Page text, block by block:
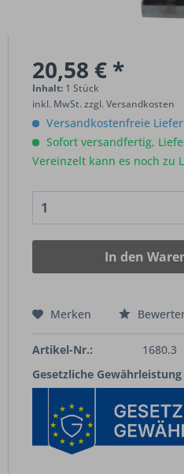
20,58 € *
Inhalt: 1 Stück
inkl. MwSt.zzgl. Versandkosten
Versandkostenfreie
Sofort versandfertig,
Vereinzelt kann es noch zu
In den
Merken
Artikel-Nr.:
1680.3
Gesetzliche Gewährleistung